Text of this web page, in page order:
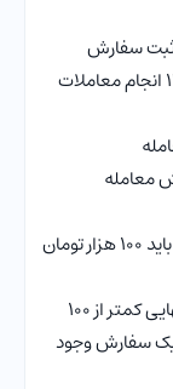
ارزش سفارش خرید به‌صورت خالص باید 1۰۰ هزار تومان
اگر هنگام فروش، ارزش موجودی نهایی کمتر از 100
یک سفارش وجود